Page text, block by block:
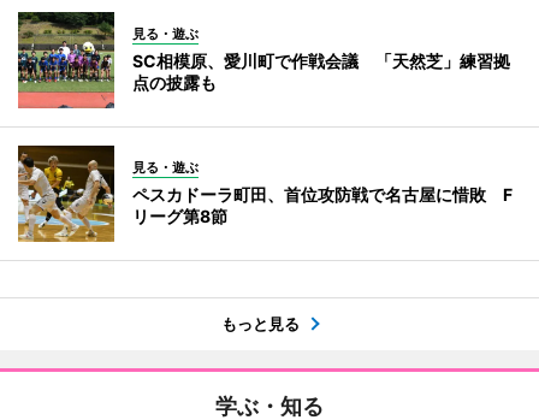
見る・遊ぶ
SC相模原、愛川町で作戦会議 「天然芝」練習拠
点の披露も
見る・遊ぶ
ペスカドーラ町田、首位攻防戦で名古屋に惜敗 F
リーグ第8節
もっと見る
学ぶ・知る